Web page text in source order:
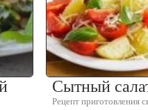
Сытный
Рецепт приготовления